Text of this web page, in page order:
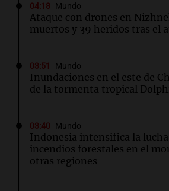
04:18 Mundo
Ataque con drones en
muertos y 39 heridos tras el
03:51 Mundo
Inundaciones en el este de
de la tormenta tropical
03:40 Mundo
Indonesia intensifica la
incendios forestales en el
otras regiones